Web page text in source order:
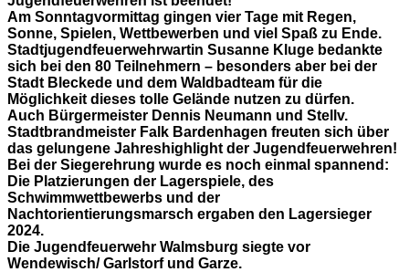
Am Sonntagvormittag gingen vier Tage mit Regen,
Sonne, Spielen, Wettbewerben und viel Spaß zu Ende.
Stadtjugendfeuerwehrwartin Susanne Kluge bedankte
sich bei den 80 Teilnehmern – besonders aber bei der
Stadt Bleckede und dem Waldbadteam für die
Möglichkeit dieses tolle Gelände nutzen zu dürfen.
Auch Bürgermeister Dennis Neumann und Stellv.
Stadtbrandmeister Falk Bardenhagen freuten sich über
das gelungene Jahreshighlight der Jugendfeuerwehren!
Bei der Siegerehrung wurde es noch einmal spannend:
Die Platzierungen der Lagerspiele, des
Schwimmwettbewerbs und der
Nachtorientierungsmarsch ergaben den Lagersieger
2024.
Die Jugendfeuerwehr Walmsburg siegte vor
Wendewisch/ Garlstorf und Garze.